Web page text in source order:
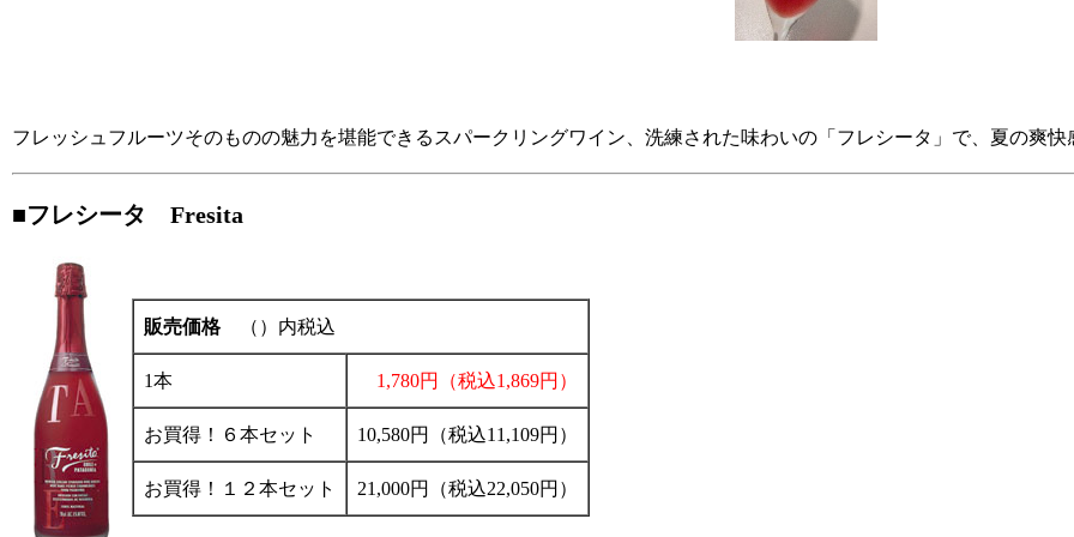
フレッシュフルーツそのものの魅力を堪能できるスパークリングワイン、洗練された味わいの「フレシータ」で、夏の爽快
■フレシータ Fresita
販売価格 （）内税込
1本 1,780円（税込1,869円）
お買得！６本セット 10,580円（税込11,109円）
お買得！１２本セット 21,000円（税込22,050円）